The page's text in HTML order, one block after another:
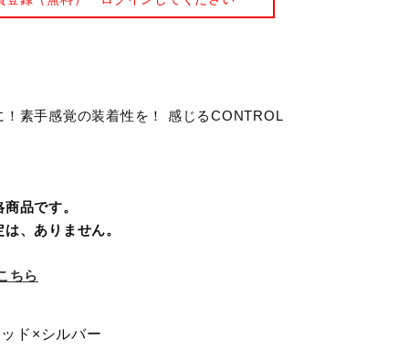
素手感覚の装着性を！ 感じるCONTROL
品です。
、ありません。
ちら
ド×シルバー